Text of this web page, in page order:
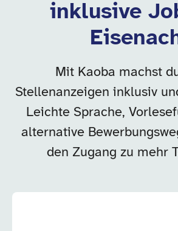
inklusive
Mit Kaoba machst
Stellenanzeigen inklusiv
Leichte Sprache,
alternative
den Zugang zu mehr